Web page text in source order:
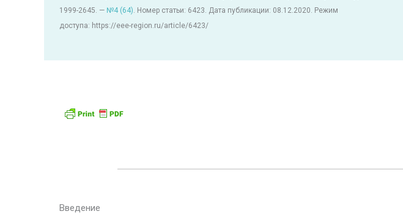
1999-2645. — №4 (64) . Номер статьи: 6423. Дата публикации: 08.12.2020. Режим
доступа: https://eee-region.ru/article/6423/
Введение